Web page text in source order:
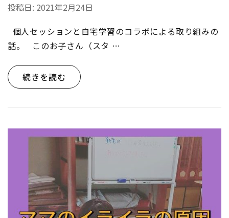
投稿日: 2021年2月24日
個人セッションと自宅学習のコラボによる取り組みの
話。 このお子さん（スタ …
続きを読む